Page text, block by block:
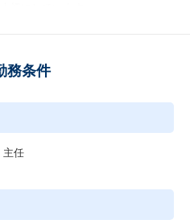
リティガバナンスや、ゼロトラ
インフラの設計・構築や製品導
、セキュリティ運用体制の設
援を行っています。
ける提案、要件定義から設計・
務条件
主任